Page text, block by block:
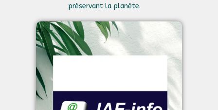
préservant la planète.